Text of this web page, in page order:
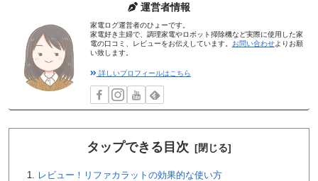
運営者情報
家電ログ運営者のひょーです。
家電好き主婦で、調理家電やロボット掃除機など実際に使用した家
電の口コミ、レビューをお伝えしています。
お問い合わせよりお願
い致します。
詳しいプロフィールはこちら
タップできる目次
レビュー！リファカラットの効果的な使い方